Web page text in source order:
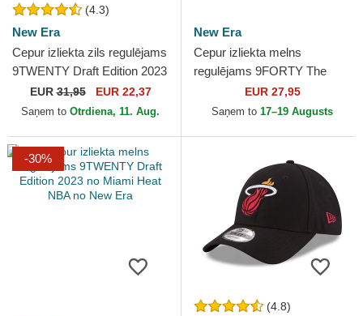
(4.3)
New Era
Cepur izliekta zils regulējams
9TWENTY Draft Edition 2023
no Golden State Warriors
NBA no New Era
EUR31,95 EUR 22,37
Saņem to Otrdiena, 11. Aug.
New Era
Cepur izliekta melns
regulējams 9FORTY The
League no Miami Marlins
MLB no New Era
EUR 27,95
Saņem to 17–19 Augusts
-30%
(4.8)